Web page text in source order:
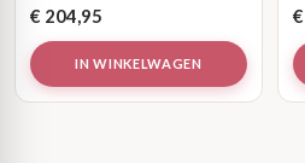
€ 204,95
IN WINKELWAGEN
€